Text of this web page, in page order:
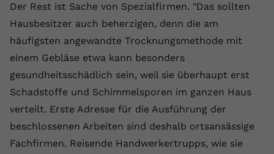
Der Rest ist Sache von Spezialfirmen. "Das sollten
Hausbesitzer auch beherzigen, denn die am
häufigsten angewandte Trocknungsmethode mit
einem Gebläse etwa kann besonders
gesundheitsschädlich sein, weil sie überhaupt erst
Schadstoffe und Schimmelsporen im ganzen Haus
verteilt. Erste Adresse für die Ausführung der
beschlossenen Arbeiten sind deshalb ortsansässige
Fachfirmen. Reisende Handwerkertrupps, wie sie
Anbieter Youtube.com
Laufzeit Session
YouTube setzt diesen Cookie, um die
Videopräferenzen des Nutzers zu
speichern, der eingebettete YouTube-
Videos verwendet.